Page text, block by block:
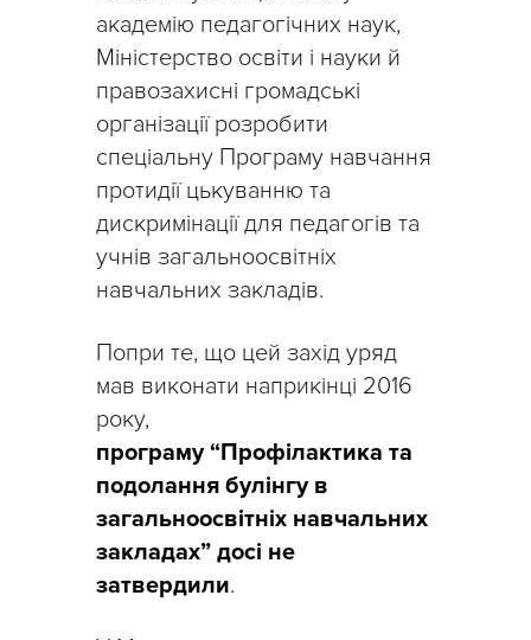
академію педагогічних наук,
Міністерство освіти і науки й
правозахисні громадські
організації розробити
спеціальну Програму навчання
протидії цькуванню та
дискримінації для педагогів та
учнів загальноосвітніх
навчальних закладів.
Попри те, що цей захід уряд
мав виконати наприкінці 2016
року,
програму “Профілактика та
подолання булінгу в
загальноосвітніх навчальних
закладах” досі не
затвердили.